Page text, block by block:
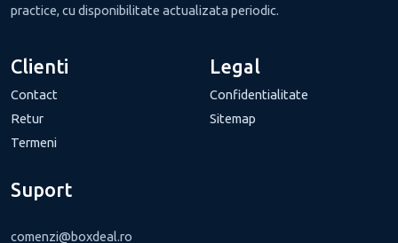
practice, cu disponibilitate actualizata periodic.
Clienti
Contact
Retur
Termeni
Legal
Confidentialitate
Sitemap
Suport
comenzi@boxdeal.ro